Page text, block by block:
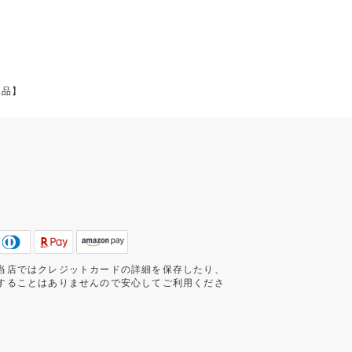
】
ではクレジットカードの詳細を保存したり、
ことはありませんので安心してご利用くださ